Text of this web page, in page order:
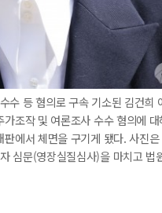
수 등 혐의로 구속 기소된 김건희
조작 및 여론조사 수수 혐의에
에서 체면을 구기게 됐다. 사진
심문(영장실질심사)을 마치고 법